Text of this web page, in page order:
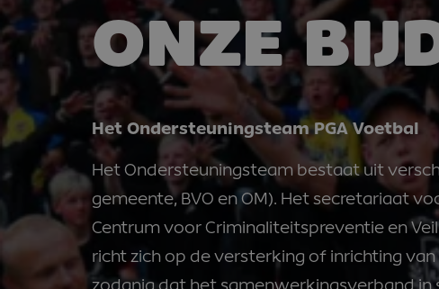
ONZE
Het Ondersteuningsteam PGA Voetbal
Het Ondersteuningsteam bestaat uit
gemeente, BVO en OM). Het secretariaat
Centrum voor Criminaliteitspreventie en
richt zich op de versterking of inrichting